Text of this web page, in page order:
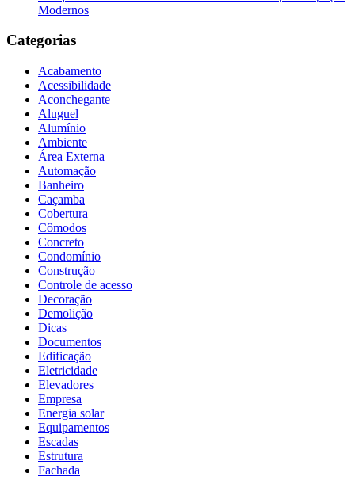
Modernos
Categorias
Acabamento
Acessibilidade
Aconchegante
Aluguel
Alumínio
Ambiente
Área Externa
Automação
Banheiro
Caçamba
Cobertura
Cômodos
Concreto
Condomínio
Construção
Controle de acesso
Decoração
Demolição
Dicas
Documentos
Edificação
Eletricidade
Elevadores
Empresa
Energia solar
Equipamentos
Escadas
Estrutura
Fachada